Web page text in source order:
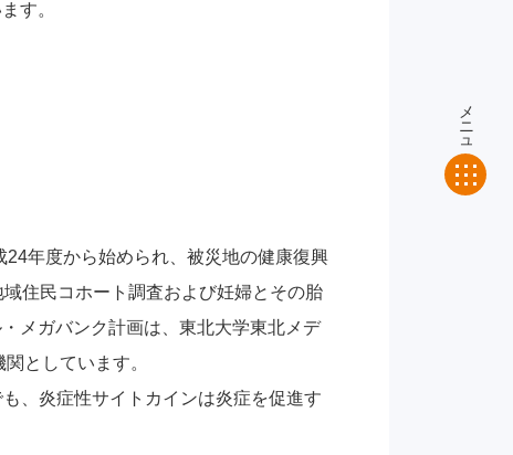
メニュー
す。
年度から始められ、被災地の健康復興
住民コホート調査および妊婦とその胎
メガバンク計画は、東北大学東北メデ
としています。
、炎症性サイトカインは炎症を促進す